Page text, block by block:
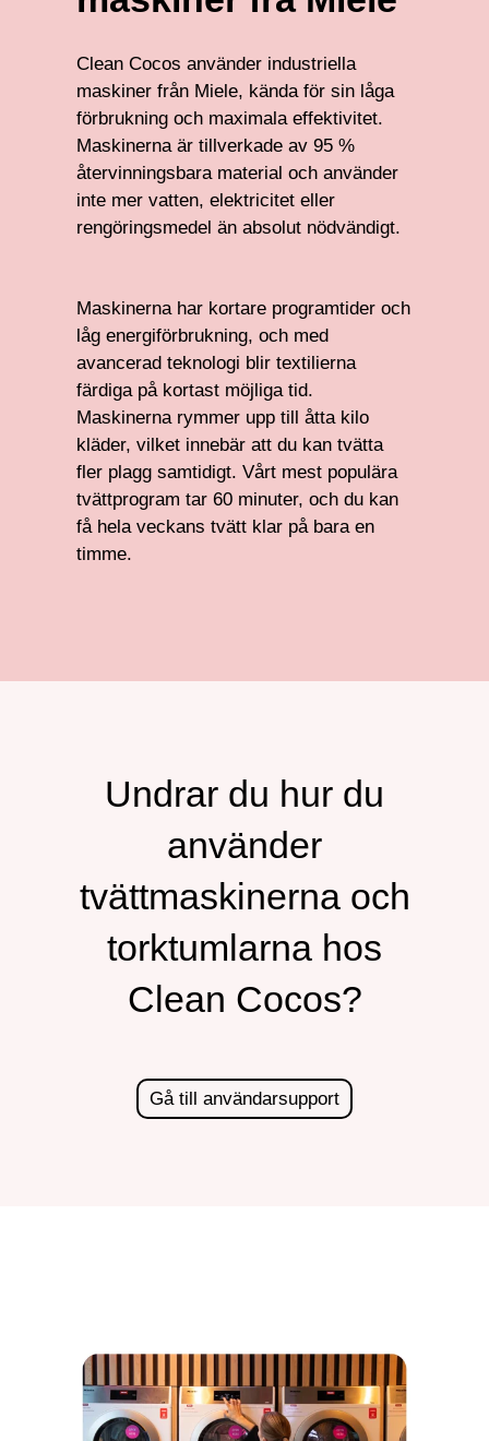
Clean Cocos använder industriella
maskiner från Miele, kända för sin låga
förbrukning och maximala effektivitet.
Maskinerna är tillverkade av 95 %
återvinningsbara material och använder
inte mer vatten, elektricitet eller
rengöringsmedel än absolut nödvändigt.
Maskinerna har kortare programtider och
låg energiförbrukning, och med
avancerad teknologi blir textilierna
färdiga på kortast möjliga tid.
Maskinerna rymmer upp till åtta kilo
kläder, vilket innebär att du kan tvätta
fler plagg samtidigt. Vårt mest populära
tvättprogram tar 60 minuter, och du kan
få hela veckans tvätt klar på bara en
timme.
Undrar du hur du
använder
tvättmaskinerna och
torktumlarna hos
Clean Cocos?
Gå till användarsupport